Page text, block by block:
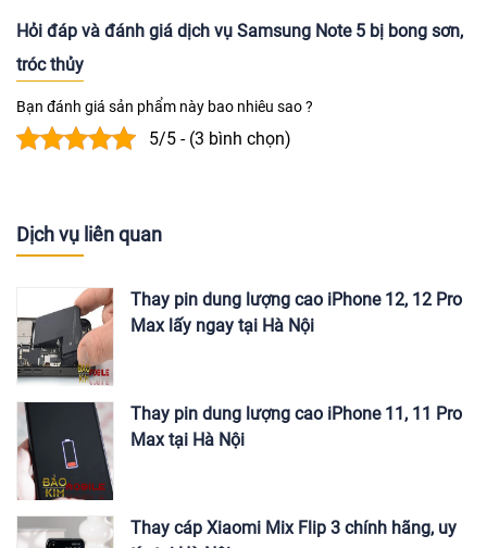
Hỏi đáp và đánh giá dịch vụ Samsung Note 5 bị bong sơn,
tróc thủy
Bạn đánh giá sản phẩm này bao nhiêu sao ?
5/5 - (3 bình chọn)
Dịch vụ liên quan
Thay pin dung lượng cao iPhone 12, 12 Pro
Max lấy ngay tại Hà Nội
Thay pin dung lượng cao iPhone 11, 11 Pro
Max tại Hà Nội
Thay cáp Xiaomi Mix Flip 3 chính hãng, uy